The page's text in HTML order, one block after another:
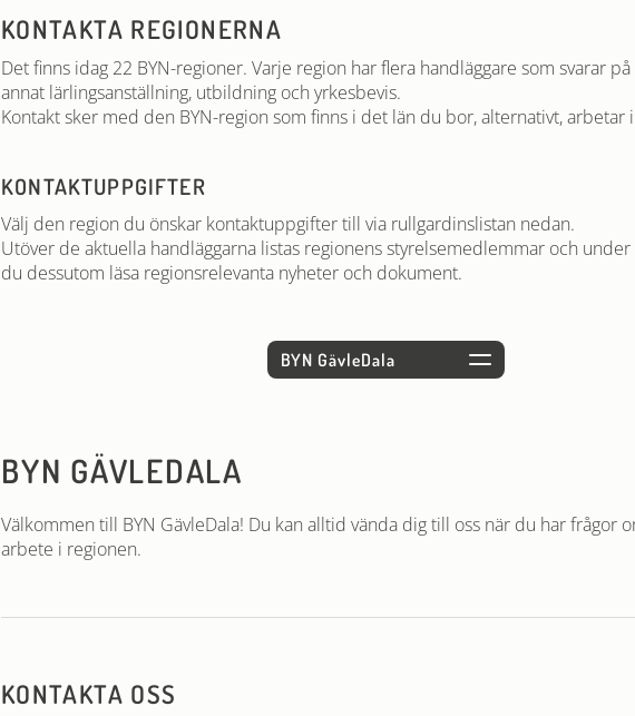
KONTAKTA REGIONERNA
Det finns idag 22 BYN-regioner. Varje region har flera handläggare som svarar
annat lärlingsanställning, utbildning och yrkesbevis.
Kontakt sker med den BYN-region som finns i det län du bor, alternativt, arbetar
KONTAKTUPPGIFTER
Välj den region du önskar kontaktuppgifter till via rullgardinslistan nedan.
Utöver de aktuella handläggarna listas regionens styrelsemedlemmar och
du dessutom läsa regionsrelevanta nyheter och dokument.
BYN GÄVLEDALA
Välkommen till BYN GävleDala! Du kan alltid vända dig till oss när du har frågor
arbete i regionen.
KONTAKTA OSS